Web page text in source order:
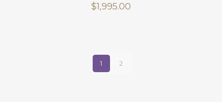
$1,995.00
1 2